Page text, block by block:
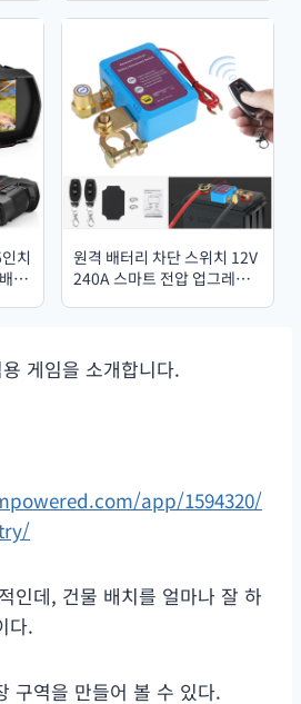
마
DDR4 16GB REG ECC 메모
SATA3 인터페이스 포함)
치
터
원격 배터리 차단 스위치 12V
240A 스마트 전압 업그레이
게임을 소개합니다.
app/1594320/
인데, 건물 배치를 얼마나 잘 하
다.
구역을 만들어 볼 수 있다.